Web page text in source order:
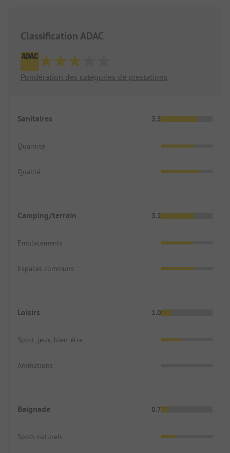
Classification ADAC
Pondération des catégories de prestations
Sanitaires 3.5
Quantité
Qualité
Camping/terrain 3.2
Emplacements
Espaces communs
Loisirs 1.0
Sport, jeux, bien-être
Animations
Baignade 0.7
Spots naturels